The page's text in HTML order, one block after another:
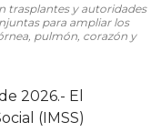
trasplantes y autoridades
para ampliar los
pulmón, corazón y
2026.- El
(IMSS)